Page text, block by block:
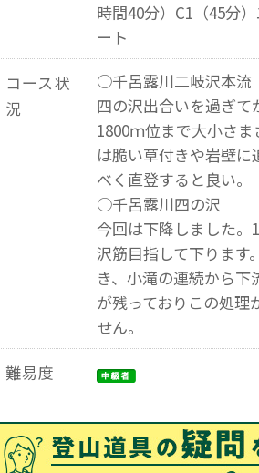
時間40分）C1（45分
ート
コース状
況
○千呂露川二岐沢本流
四の沢出合いを過ぎて
1800ｍ位まで大小さ
は脆い草付きや岩壁
べく直登すると良い。
○千呂露川四の沢
今回は下降しました。
沢筋目指して下ります
き、小滝の連続から
が残っておりこの処理
せん。
難易度